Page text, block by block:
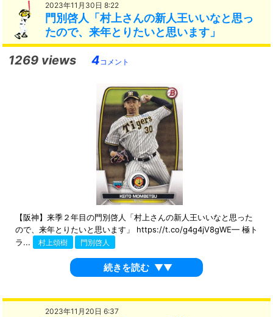
2023年11月30日 8:22
門別啓人「村上さんの新人王いいなと思っ
たので、来年とりたいと思います」
1269 views 4 コメント
【阪神】来季２年目の門別啓人「村上さんの新人王いいなと思った
ので、来年とりたいと思います」 https://t.co/g4g4jV8gWE— 極ト
ラ...
村上頌樹 門別啓人
続きを読む ▼▼
2023年11月20日 6:37